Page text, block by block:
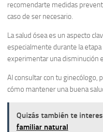
recomendarte medidas
caso de ser necesario.
La salud ósea es un aspecto
especialmente durante la
experimentar una disminución
Al consultar con tu ginecólogo,
cómo mantener una buena
Quizás también te
familiar natural